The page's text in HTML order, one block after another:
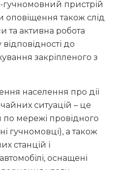
пристрій
оповіщення також слід
та активна робота
до
закріпленого з
населення про дії
ситуацій – це
мережі провідного
гучномовці), а також
станцій і
оснащені